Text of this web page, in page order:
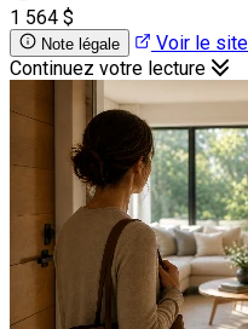
1 564 $
Note légale Voir le site
Continuez votre lecture